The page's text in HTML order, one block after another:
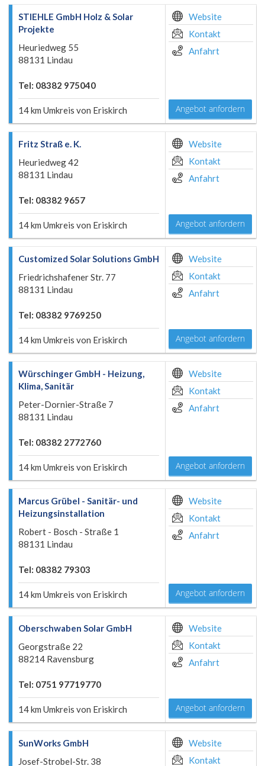
STIEHLE GmbH Holz & Solar
Projekte
Heuriedweg 55
88131 Lindau
Tel: 08382 975040
14 km Umkreis von Eriskirch
Website
Kontakt
Anfahrt
Angebot anfordern
Fritz Straß e. K.
Heuriedweg 42
88131 Lindau
Tel: 08382 9657
14 km Umkreis von Eriskirch
Website
Kontakt
Anfahrt
Angebot anfordern
Customized Solar Solutions GmbH
Friedrichshafener Str. 77
88131 Lindau
Tel: 08382 9769250
14 km Umkreis von Eriskirch
Website
Kontakt
Anfahrt
Angebot anfordern
Würschinger GmbH - Heizung,
Klima, Sanitär
Peter-Dornier-Straße 7
88131 Lindau
Tel: 08382 2772760
14 km Umkreis von Eriskirch
Website
Kontakt
Anfahrt
Angebot anfordern
Marcus Grübel - Sanitär- und
Heizungsinstallation
Robert - Bosch - Straße 1
88131 Lindau
Tel: 08382 79303
14 km Umkreis von Eriskirch
Website
Kontakt
Anfahrt
Angebot anfordern
Oberschwaben Solar GmbH
Georgstraße 22
88214 Ravensburg
Tel: 0751 97719770
14 km Umkreis von Eriskirch
Website
Kontakt
Anfahrt
Angebot anfordern
SunWorks GmbH
Josef-Strobel-Str. 38
Website
Kontakt